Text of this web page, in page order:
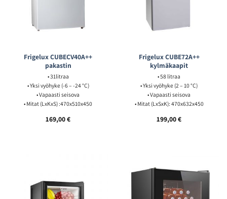
Frigelux CUBECV40A++
pakastin
• 31litraa
• Yksi vyöhyke (-6 – -24 °C)
• Vapaasti seisova
• Mitat (LxKxS) :470x510x450
169,00€
Frigelux CUBE72A++
kylmäkaapit
• 58 litraa
• Yksi vyöhyke (2 – 10 °C)
• Vapaasti seisova
• Mitat (LxSxK): 470x632x450
199,00€